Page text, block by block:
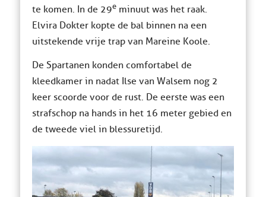
te komen. In de 29eminuut was het raak.
Elvira Dokter kopte de bal binnen na een
uitstekende vrije trap van Mareine Koole.
De Spartanen konden comfortabel de
kleedkamer in nadat Ilse van Walsem nog 2
keer scoorde voor de rust. De eerste was een
strafschop na hands in het 16 meter gebied en
de tweede viel in blessuretijd.